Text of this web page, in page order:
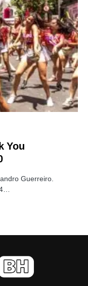
You
Guerreiro.